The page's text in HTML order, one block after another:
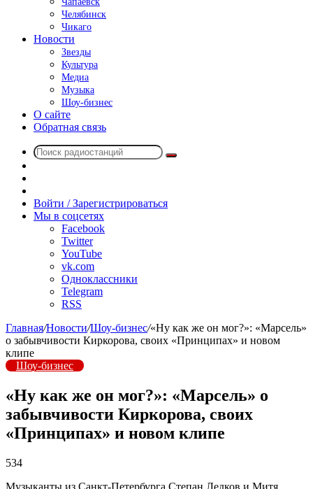
Челябинск
Чикаго
Новости
Звезды
Культура
Медиа
Музыка
Шоу-бизнес
О сайте
Обратная связь
Поиск
радио
Войти / Зарегистрироваться
Мы в соцсетях
Facebook
Twitter
YouTube
vk.com
Одноклассники
Telegram
RSS
Главная/Новости/Шоу-бизнес/«Ну как же он мог?»: «Марсель»
о забывчивости Киркорова, своих «Принципах» и новом
клипе
Шоу-бизнес
«Ну как же он мог?»: «Марсель» о
забывчивости Киркорова, своих
«Принципах» и новом клипе
534
Музыканты из Санкт-Петербурга Cтепан Ледков и Митя